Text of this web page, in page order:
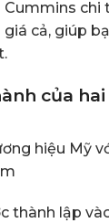
chi
cả, giúp
của
hiệu Mỹ
thành lập